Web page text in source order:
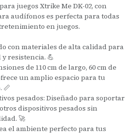
juegos Xtrike Me DK-02, con
audífonos es perfecta para todas
en juegos.
con materiales de alta calidad para
resistencia. 💪
de 110 cm de largo, 60 cm de
un amplio espacio para tu
📏
pesados: Diseñado para soportar
dispositivos pesados sin
🚀
el ambiente perfecto para tus